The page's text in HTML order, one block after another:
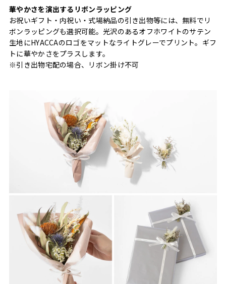
華やかさを演出するリボンラッピング
お祝いギフト・内祝い・式場納品の引き出物等には、無料でリ
ボンラッピングも選択可能。光沢のあるオフホワイトのサテン
生地にHYACCAのロゴをマットなライトグレーでプリント。ギフ
トに華やかさをプラスします。
※引き出物宅配の場合、リボン掛け不可